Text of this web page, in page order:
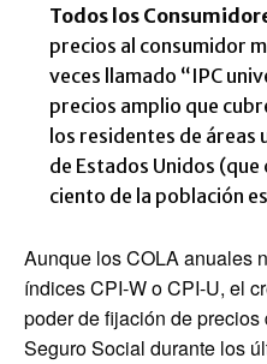
Todos los
precios al consumidor
veces llamado “IPC
precios amplio que
los residentes de
de Estados Unidos
ciento de la población
Aunque los COLA anuales
índices CPI-W o CPI-U, el
poder de fijación de
Seguro Social durante los